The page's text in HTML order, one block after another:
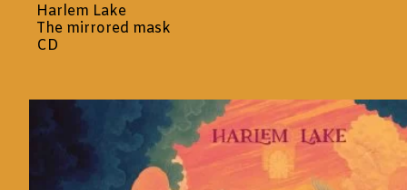
Harlem Lake
The mirrored mask
CD